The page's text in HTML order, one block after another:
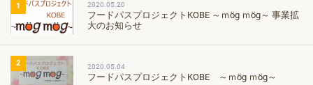
1 2020.05.20
フードパスプロジェクトKOBE ～ｍög ｍög～ 事業拡
大のお知らせ
2 2020.05.04
フードパスプロジェクトKOBE ～ｍög ｍög～